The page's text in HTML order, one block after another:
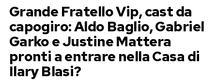
Grande Fratello Vip, cast da
capogiro: Aldo Baglio, Gabriel
Garko e Justine Mattera
pronti a entrare nella Casa di
Ilary Blasi?